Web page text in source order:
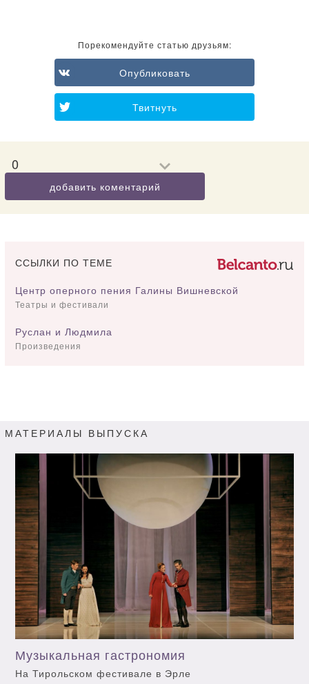
Порекомендуйте статью друзьям:
Опубликовать
Твитнуть
0
добавить коментарий
ССЫЛКИ ПО ТЕМЕ
Центр оперного пения Галины Вишневской
Театры и фестивали
Руслан и Людмила
Произведения
МАТЕРИАЛЫ ВЫПУСКА
Музыкальная гастрономия
На Тирольском фестивале в Эрле